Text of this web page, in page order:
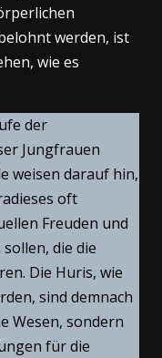
werden, ist
wie es
der
Jungfrauen
weisen darauf hin,
oft
Freuden und
die die
Die Huris, wie
sind demnach
Wesen, sondern
für die